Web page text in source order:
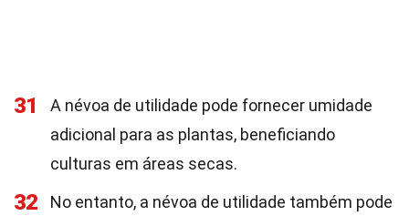
31
A névoa de utilidade pode fornecer umidade
adicional para as plantas, beneficiando
culturas em áreas secas.
32
No entanto, a névoa de utilidade também pode